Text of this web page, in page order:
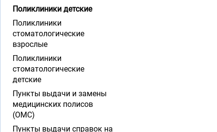
Поликлиники детские
Поликлиники
стоматологические
взрослые
Поликлиники
стоматологические
детские
Пункты выдачи и замены
медицинских полисов
(ОМС)
Пункты выдачи справок на